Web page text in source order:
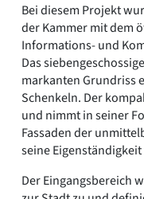
Kontakt
Impressum
Datenschutz
Suchbegriff eingeben
Bei diesem Projekt
der Kammer mit dem
Informations- und
Das
markanten Grundriss
Schenkeln. Der
und nimmt in seiner
Fassaden der
seine
Der Eingangsbereich